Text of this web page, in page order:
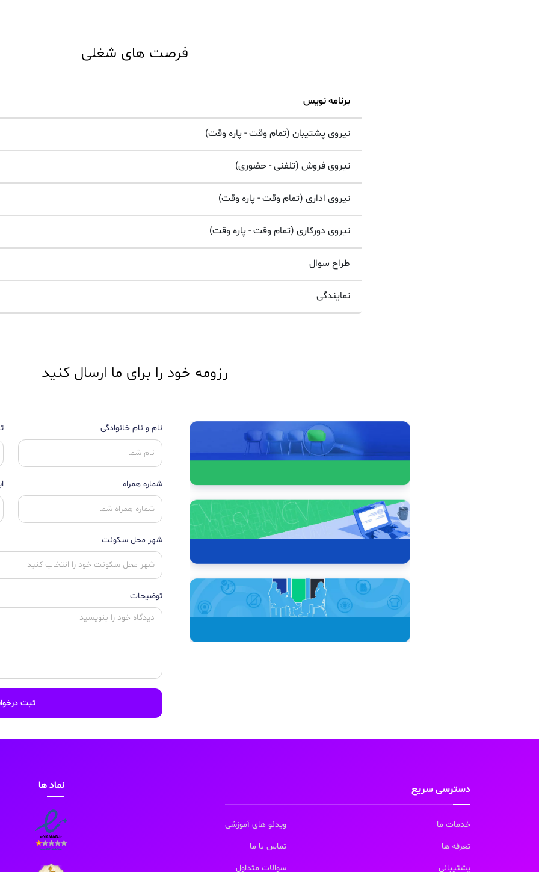
فرصت های شغلی
برنامه نویس
نیروی پشتیبان (تمام وقت - پاره وقت)
نیروی فروش (تلفنی - حضوری)
نیروی اداری (تمام وقت - پاره وقت)
نیروی دورکاری (تمام وقت - پاره وقت)
طراح سوال
نمایندگی
رزومه خود را برای ما ارسال کنید
نام و نام خانوادگی
شماره همراه
شهر محل سکونت
توضیحات
ثبت
دسترسی سریع
خدمات ما
تعرفه ها
پشتیبانی
ویدئو های آموزشی
تماس با ما
سوالات متداول
نماد ها